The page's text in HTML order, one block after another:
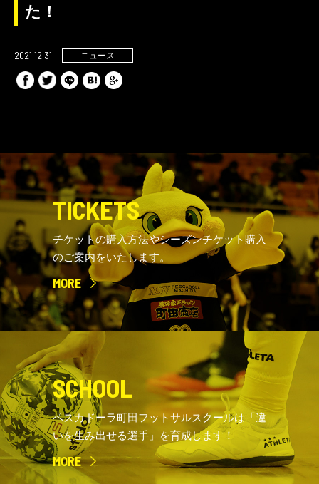
た！
2021.12.31 ニュース
TICKETS
チケットの購入方法やシーズンチケット購入
のご案内をいたします。
MORE
SCHOOL
ペスカドーラ町田フットサルスクールは「違
いを生み出せる選手」を育成します！
MORE